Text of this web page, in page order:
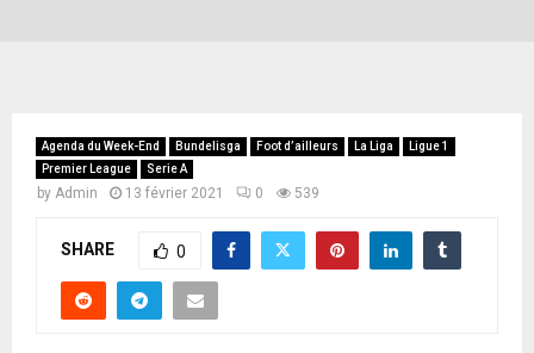
Agenda du Week-End Bundelisga Foot d’ailleurs La Liga
Ligue 1
Premier League
Serie A
by Admin 13 février 2021 0 539
SHARE 0